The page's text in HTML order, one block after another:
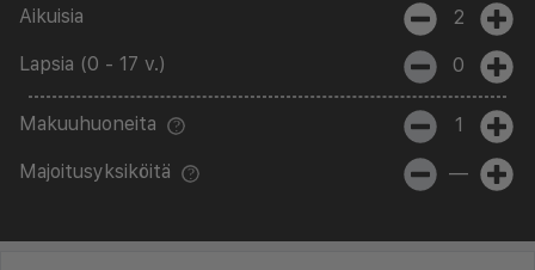
Aikuisia 2
Lapsia (0 - 17 v.) 0
Makuuhuoneita 1
Majoitusyksiköitä —